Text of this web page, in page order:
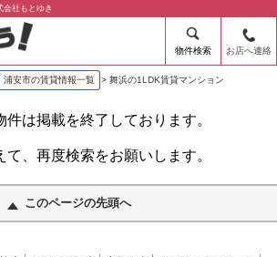
社もとゆき
物件検索 お店へ連絡
浦安市の賃貸情報一覧 > 舞浜の1LDK賃貸マンション
件は掲載を終了しております。
て、再度検索をお願いします。
このページの先頭へ